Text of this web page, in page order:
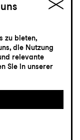
zu bieten,
die Nutzung
relevante
Sie in unserer